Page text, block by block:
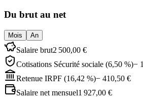
Du brut au net
Mois An
Salaire brut2 500,00 €
Cotisations Sécurité sociale (6,50 %)−
Retenue IRPF (16,42 %)− 410,50 €
Salaire net mensuel1 927,00 €